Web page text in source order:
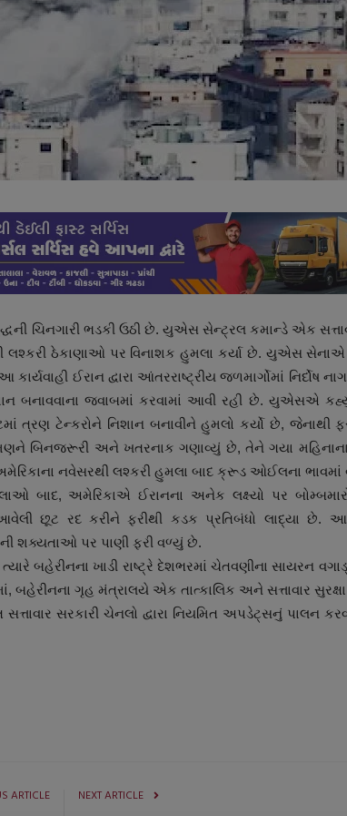
ચિનગારી ભડકી ઉઠી છે. યુએસ સેન્ટ્રલ કમાન્ડે એક
ઠેકાણાઓ પર વિનાશક હુમલા કર્યા છે. યુએસ સેનાએ
ઈરાન દ્વારા આંતરરાષ્ટ્રીય જળમાર્ગોમાં નિર્દોષ
બનાવવાના જવાબમાં કરવામાં આવી રહી છે. યુએસએ
ત્રણ ટેન્કરોને નિશાન બનાવીને હુમલો કર્યો છે, જેનાથી
બિનજરૂરી અને ખતરનાક ગણાવ્યું છે, તેને ગયા મહિનાના
નવેસરથી લશ્કરી હુમલા બાદ ક્રૂડ ઓઈલના ભાવમાં
બાદ, અમેરિકાએ ઈરાનના અનેક લક્ષ્યો પર
છૂટ રદ કરીને ફરીથી કડક પ્રતિબંધો લાદ્યા છે.
શક્યતાઓ પર પાણી ફરી વળ્યું છે.
બહેરીનના ખાડી રાષ્ટ્રે દેશભરમાં ચેતવણીના સાયરન
બહેરીનના ગૃહ મંત્રાલયે એક તાત્કાલિક અને સત્તાવાર
સરકારી ચેનલો દ્વારા નિયમિત અપડેટ્સનું પાલન
ARTICLE NEXT ARTICLE
ગુજરાત